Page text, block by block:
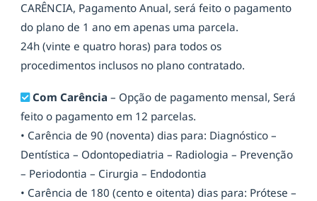
CARÊNCIA, Pagamento Anual, será feito o pagamento
do plano de 1 ano em apenas uma parcela.
24h (vinte e quatro horas) para todos os
procedimentos inclusos no plano contratado.
Com Carência – Opção de pagamento mensal, Será
feito o pagamento em 12 parcelas.
• Carência de 90 (noventa) dias para: Diagnóstico –
Dentística – Odontopediatria – Radiologia – Prevenção
– Periodontia – Cirurgia – Endodontia
• Carência de 180 (cento e oitenta) dias para: Prótese –